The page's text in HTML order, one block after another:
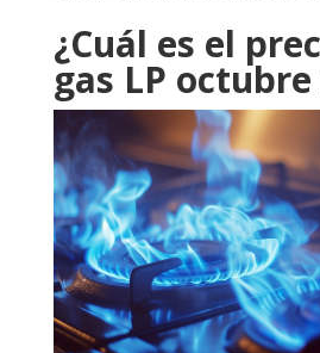
¿Cuál es el
gas LP octubre